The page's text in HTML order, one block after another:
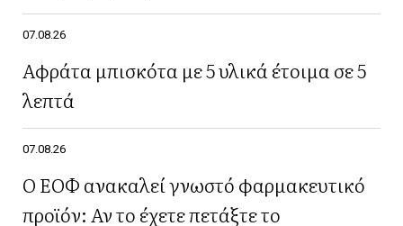
07.08.26
Αφράτα μπισκότα με 5 υλικά έτοιμα σε 5
λεπτά
07.08.26
Ο ΕΟΦ ανακαλεί γνωστό φαρμακευτικό
προϊόν: Αν το έχετε πετάξτε το